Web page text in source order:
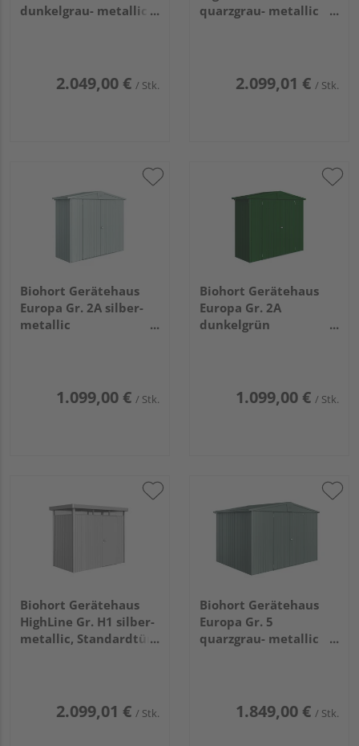
dunkelgrau- metallic
2.049,00 € / Stk.
quarzgrau- metallic
2.099,01 € / Stk.
Biohort Gerätehaus
Europa Gr. 2A silber-
metallic
1.099,00 € / Stk.
Biohort Gerätehaus
Europa Gr. 2A
dunkelgrün
1.099,00 € / Stk.
Biohort Gerätehaus
HighLine Gr. H1 silber-
metallic, Standardtür
2.099,01 € / Stk.
Biohort Gerätehaus
Europa Gr. 5
quarzgrau- metallic
1.849,00 € / Stk.